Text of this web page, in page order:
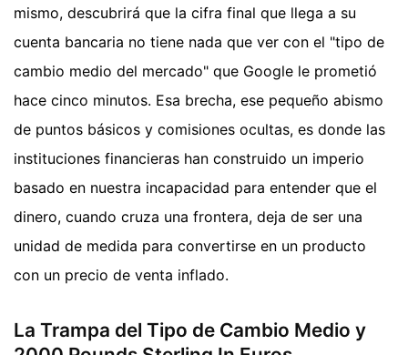
mismo, descubrirá que la cifra final que llega a su
cuenta bancaria no tiene nada que ver con el "tipo de
cambio medio del mercado" que Google le prometió
hace cinco minutos. Esa brecha, ese pequeño abismo
de puntos básicos y comisiones ocultas, es donde las
instituciones financieras han construido un imperio
basado en nuestra incapacidad para entender que el
dinero, cuando cruza una frontera, deja de ser una
unidad de medida para convertirse en un producto
con un precio de venta inflado.
La Trampa del Tipo de Cambio Medio y